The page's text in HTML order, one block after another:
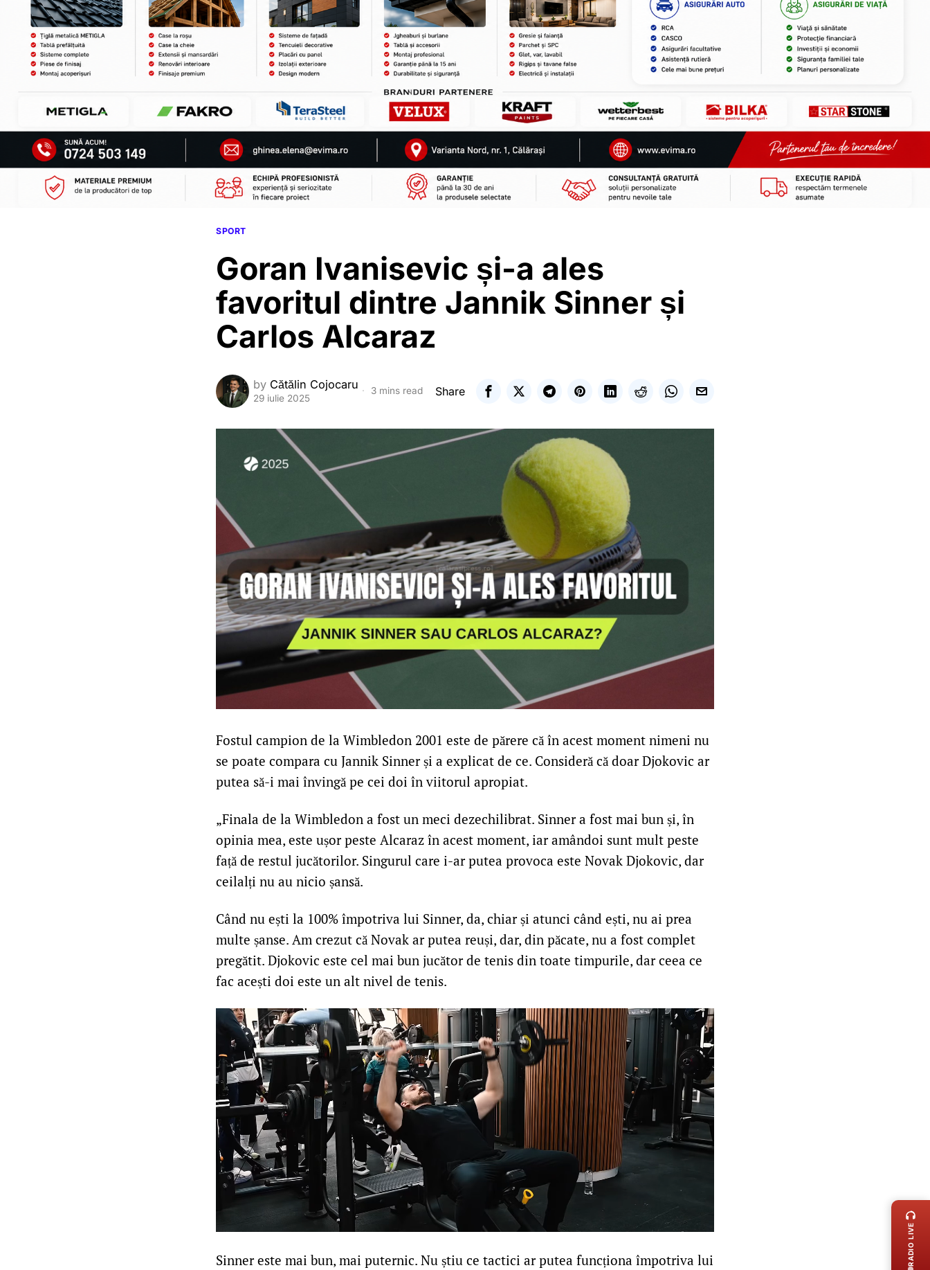
SPORT
Goran Ivanisevic și-a ales
favoritul dintre Jannik Sinner și
Carlos Alcaraz
by Cătălin Cojocaru
29 iulie 2025
3 mins read Share
Fostul campion de la Wimbledon 2001 este de părere că în acest moment nimeni nu
se poate compara cu Jannik Sinner și a explicat de ce. Consideră că doar Djokovic ar
putea să-i mai învingă pe cei doi în viitorul apropiat.
„Finala de la Wimbledon a fost un meci dezechilibrat. Sinner a fost mai bun și, în
opinia mea, este ușor peste Alcaraz în acest moment, iar amândoi sunt mult peste
față de restul jucătorilor. Singurul care i-ar putea provoca este Novak Djokovic, dar
ceilalți nu au nicio șansă.
Când nu ești la 100% împotriva lui Sinner, da, chiar și atunci când ești, nu ai prea
multe șanse. Am crezut că Novak ar putea reuși, dar, din păcate, nu a fost complet
pregătit. Djokovic este cel mai bun jucător de tenis din toate timpurile, dar ceea ce
fac acești doi este un alt nivel de tenis.
Sinner este mai bun, mai puternic. Nu știu ce tactici ar putea funcționa împotriva lui
RADIO LIVE